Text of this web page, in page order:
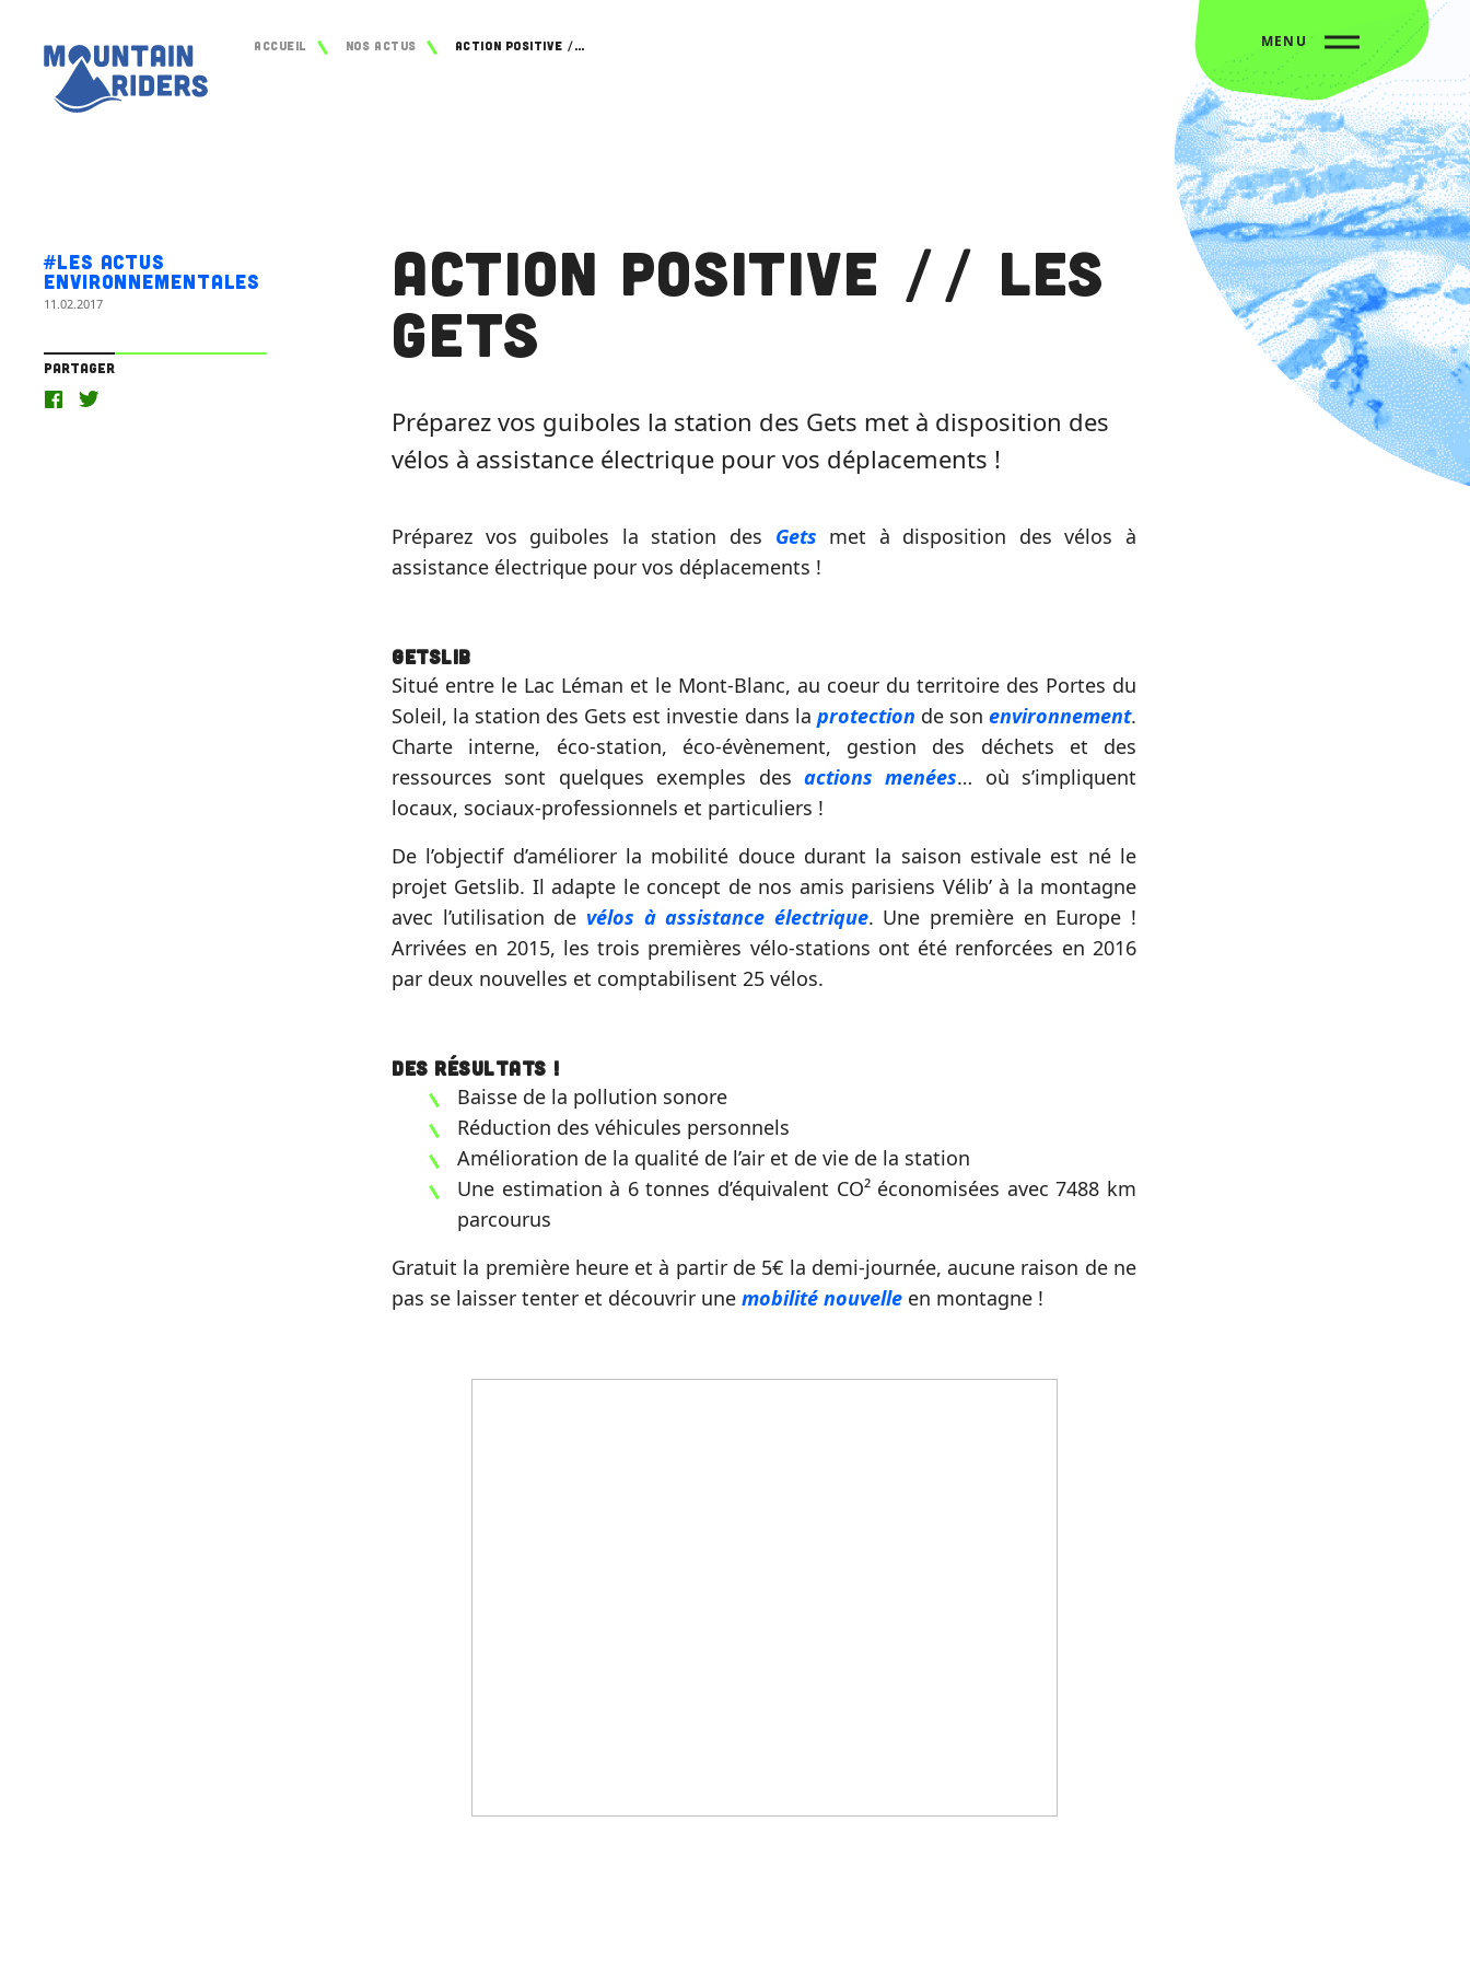
Accueil Nos actus Action Positive // Les Gets MENU
#Les actus
environnementales
11.02.2017
Partager
Action Positive // Les
Gets
Préparez vos guiboles la station des Gets met à disposition des
vélos à assistance électrique pour vos déplacements !
Préparez vos guiboles la station des Gets met à disposition des vélos à
assistance électrique pour vos déplacements !
Getslib
Situé entre le Lac Léman et le Mont-Blanc, au coeur du territoire des Portes du
Soleil, la station des Gets est investie dans la protection de son environnement.
Charte interne, éco-station, éco-évènement, gestion des déchets et des
ressources sont quelques exemples des actions menées… où s’impliquent
locaux, sociaux-professionnels et particuliers !
De l’objectif d’améliorer la mobilité douce durant la saison estivale est né le
projet Getslib. Il adapte le concept de nos amis parisiens Vélib’ à la montagne
avec l’utilisation de vélos à assistance électrique. Une première en Europe !
Arrivées en 2015, les trois premières vélo-stations ont été renforcées en 2016
par deux nouvelles et comptabilisent 25 vélos.
Des résultats !
Baisse de la pollution sonore
Réduction des véhicules personnels
Amélioration de la qualité de l’air et de vie de la station
Une estimation à 6 tonnes d’équivalent CO² économisées avec 7488 km
parcourus
Gratuit la première heure et à partir de 5€ la demi-journée, aucune raison de ne
pas se laisser tenter et découvrir une mobilité nouvelle en montagne !